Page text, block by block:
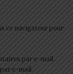
ce navigateur pour
par e-mail.
e-mail.